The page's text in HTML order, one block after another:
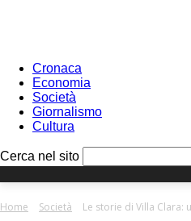
Cronaca
Economia
Società
Giornalismo
Cultura
your password
Cerca nel sito
Home Società Le storie di Villa